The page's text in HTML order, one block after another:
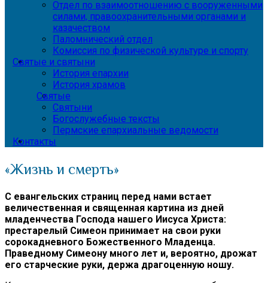
Отдел по взаимоотношению с вооруженными
силами, правоохранительными органами и
казачеством
Паломнический отдел
Комиссия по физической культуре и спорту
Святые и святыни
История епархии
История храмов
Святые
Святыни
Богослужебные тексты
Пермские епархиальные ведомости
Контакты
«Жизнь и смерть»
С евангельских страниц перед нами встает
величественная и священная картина из дней
младенчества Господа нашего Иисуса Христа:
престарелый Симеон принимает на свои руки
сорокадневного Божественного Младенца.
Праведному Симеону много лет и, вероятно, дрожат
его старческие руки, держа драгоценную ношу.